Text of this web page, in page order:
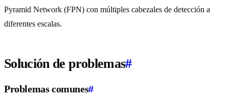
Pyramid Network (FPN) con múltiples cabezales de detección a
diferentes escalas.
Solución de problemas#
Problemas comunes#